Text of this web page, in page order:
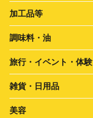
加工品等
調味料・油
旅行・イベント・体験
雑貨・日用品
美容